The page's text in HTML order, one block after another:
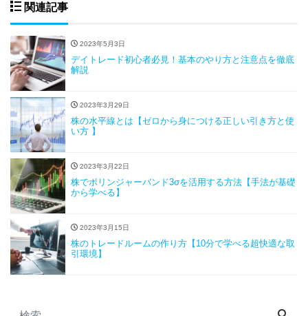
関連記事
2023年5月3日
デイトレード初心者必見！基本のやり方と注意点を徹底
解説
2023年3月29日
株の水平線とは【ゼロから身につける正しい引き方と使
い方 】
2023年3月22日
株でボリンジャーバンド3σを活用する方法【手法が基礎
から学べる】
2023年3月15日
株のトレードルームの作り方【10分で学べる超快適な取
引環境】